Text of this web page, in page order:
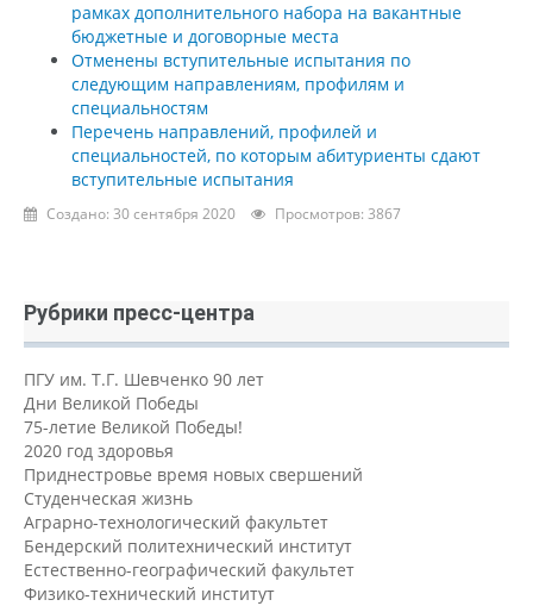
рамках дополнительного набора на вакантные
бюджетные и договорные места
Отменены вступительные испытания по
следующим направлениям, профилям и
специальностям
Перечень направлений, профилей и
специальностей, по которым абитуриенты сдают
вступительные испытания
Создано: 30 сентября 2020 Просмотров: 3867
Рубрики пресс-центра
ПГУ им. Т.Г. Шевченко 90 лет
Дни Великой Победы
75-летие Великой Победы!
2020 год здоровья
Приднестровье время новых свершений
Студенческая жизнь
Аграрно-технологический факультет
Бендерский политехнический институт
Естественно-географический факультет
Физико-технический институт